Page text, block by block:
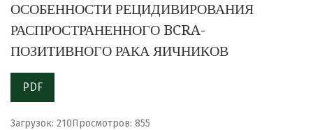
ОСОБЕННОСТИ РЕЦИДИВИРОВАНИЯ
РАСПРОСТРАНЕННОГО BCRA-
ПОЗИТИВНОГО РАКА ЯИЧНИКОВ
PDF
Загрузок: 210Просмотров: 855